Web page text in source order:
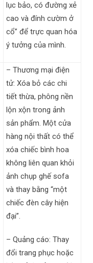
lục bảo, có đường xẻ
cao và đính cườm ở
cổ” để trực quan hóa
ý tưởng của mình.
– Thương mại điện
tử: Xóa bỏ các chi
tiết thừa, phông nền
lộn xộn trong ảnh
sản phẩm. Một cửa
hàng nội thất có thể
xóa chiếc bình hoa
không liên quan khỏi
ảnh chụp ghế sofa
và thay bằng “một
chiếc đèn cây hiện
đại”.
– Quảng cáo: Thay
đổi trang phục hoặc